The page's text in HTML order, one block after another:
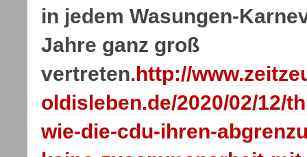
in jedem Wasungen-
Jahre ganz groß
vertreten. http://
oldisleben.de/2020/02/12/
wie-die-cdu-ihren-